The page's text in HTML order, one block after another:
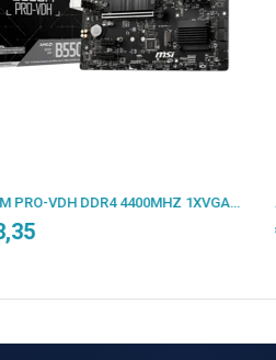
MSI B550M PRO-VDH DDR4 4400MHZ 1XVGA 1XHDMI 1XDP 2XM.2 USB 3.2 MATX AM4 (AMD 5000/4000G/3000 SERİLERİ İLE UYUMLU)